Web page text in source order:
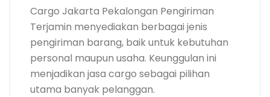
Cargo Jakarta Pekalongan Pengiriman
Terjamin menyediakan berbagai jenis
pengiriman barang, baik untuk kebutuhan
personal maupun usaha. Keunggulan ini
menjadikan jasa cargo sebagai pilihan
utama banyak pelanggan.